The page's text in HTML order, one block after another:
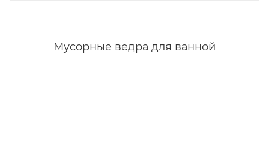
Мусорные ведра для ванной